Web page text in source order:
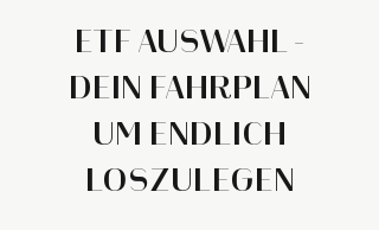
ETF AUSWAHL -
DEIN FAHRPLAN
UM ENDLICH
LOSZULEGEN